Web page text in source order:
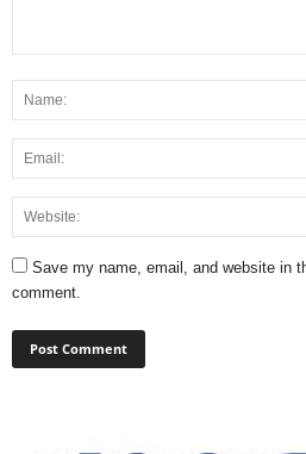
Save my name, email, and website in
comment.